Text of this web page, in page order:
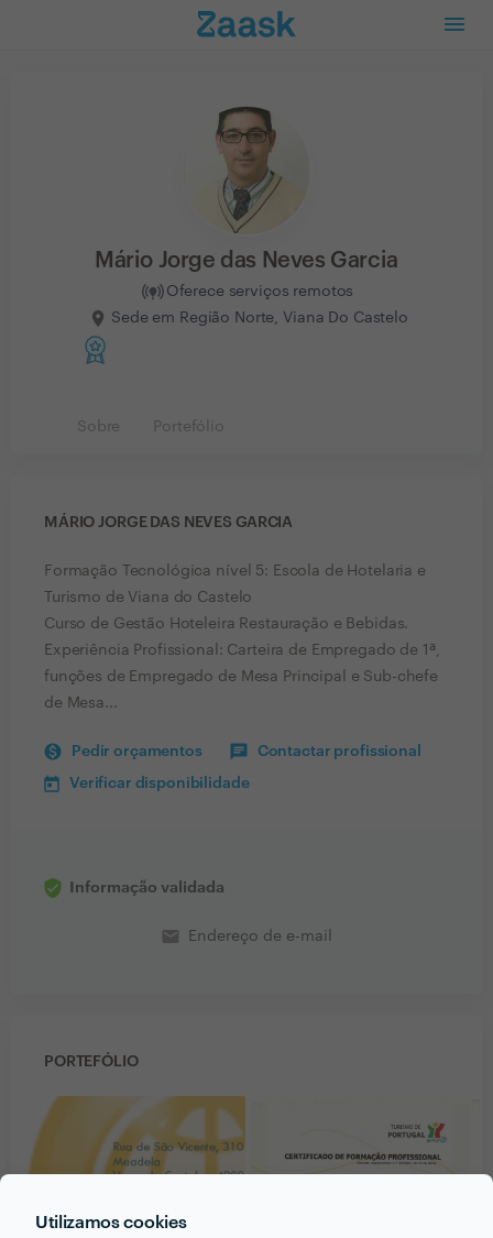
Utilizamos cookies
Mário Jorge das Neves Garcia
Oferece serviços remotos
Sede em Região Norte, Viana Do Castelo
Sobre Portefólio
MÁRIO JORGE DAS NEVES GARCIA
Formação Tecnológica nível 5: Escola de Hotelaria e
Turismo de Viana do Castelo
Curso de Gestão Hoteleira Restauração e Bebidas.
Experiência Profissional: Carteira de Empregado de 1ª,
funções de Empregado de Mesa Principal e Sub-chefe
de Mesa...
Pedir orçamentos Contactar profissional
Verificar disponibilidade
Informação validada
email Endereço de e-mail
PORTEFÓLIO